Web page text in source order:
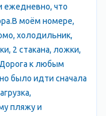
формы скалами,
аллеи. Отсюда
Ай-Петри
видны хорошо
Алупки
эти;
ежедневно, что
моём номере,
холодильник,
2 стакана, ложки,
к любым
было идти сначала
пляжу и